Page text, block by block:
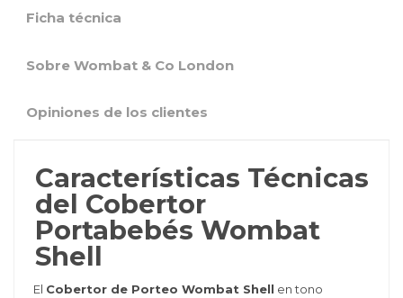
Ficha técnica
Sobre Wombat & Co London
Opiniones de los clientes
Características Técnicas
del Cobertor
Portabebés Wombat
Shell
El Cobertor de Porteo Wombat Shell en tono